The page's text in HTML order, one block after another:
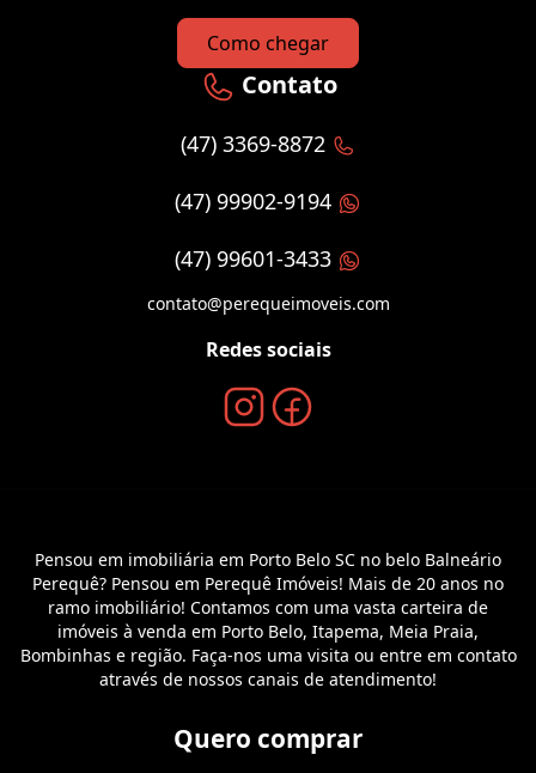
Como chegar
Contato
(47) 3369-8872
(47) 99902-9194
(47) 99601-3433
contato@perequeimoveis.com
Redes sociais
Pensou em imobiliária em Porto Belo SC no belo Balneário
Perequê? Pensou em Perequê Imóveis! Mais de 20 anos no
ramo imobiliário! Contamos com uma vasta carteira de
imóveis à venda em Porto Belo, Itapema, Meia Praia,
Bombinhas e região. Faça-nos uma visita ou entre em contato
através de nossos canais de atendimento!
Quero comprar